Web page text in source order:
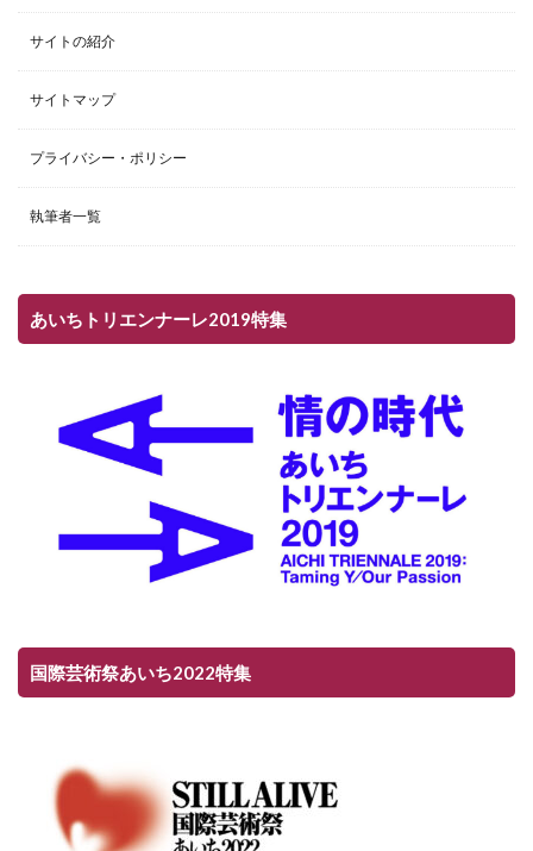
サイトの紹介
サイトマップ
プライバシー・ポリシー
執筆者一覧
あいちトリエンナーレ2019特集
国際芸術祭あいち2022特集